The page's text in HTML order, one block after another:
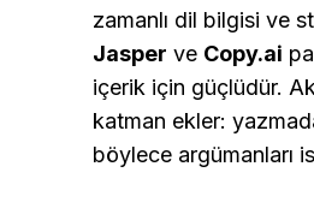
zamanlı dil bilgisi ve
Jasper ve Copy.ai
içerik için güçlüdür.
katman ekler:
böylece argümanları